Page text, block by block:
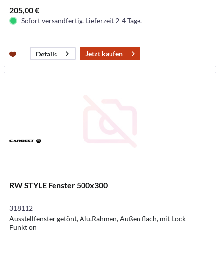
205,00 €
Sofort versandfertig. Lieferzeit 2-4 Tage.
Details Jetzt kaufen
RW STYLE Fenster 500x300
318112
Ausstellfenster getönt, Alu.Rahmen, Außen flach, mit Lock-
Funktion